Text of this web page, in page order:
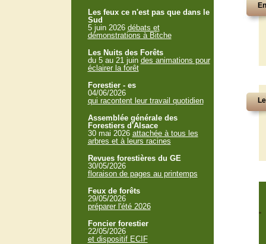
"
Les feux ce n'est pas que dans le
Sud
5 juin 2026 débats et
démonstrations à Bitche
Les Nuits des Forêts
du 5 au 21 juin des animations pour
éclairer la forêt
Forestier - es
04/06/2026
qui racontent leur travail quotidien
Assemblée générale des
Forestiers d'Alsace
30 mai 2026 attachée à tous les
arbres et à leurs racines
Revues forestières du GE
30/05/2026
floraison de pages au printemps
Feux de forêts
29/05/2026
préparer l'été 2026
Foncier forestier
22/05/2026
et dispositif ECIF